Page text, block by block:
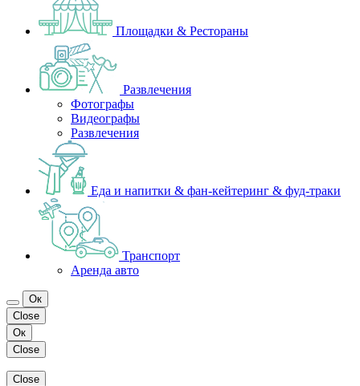
Площадки & Рестораны
Развлечения
Фотографы
Видеографы
Развлечения
Еда и напитки & фан-кейтеринг & фуд-траки
Транспорт
Аренда авто
Ок
Close
Ок
Close
Close